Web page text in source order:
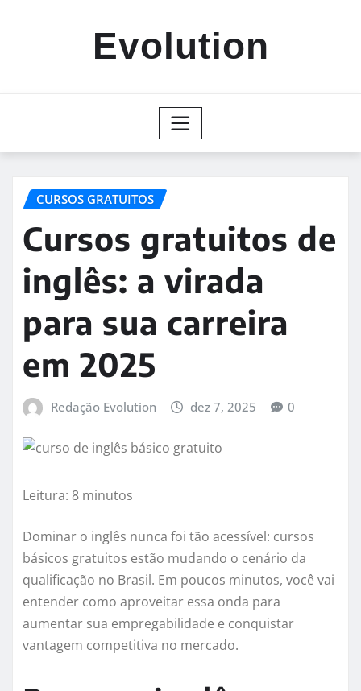
Evolution
CURSOS GRATUITOS
Cursos gratuitos de
inglês: a virada
para sua carreira
em 2025
Redação Evolution dez 7, 2025 0
Leitura: 8 minutos
Dominar o inglês nunca foi tão acessível: cursos
básicos gratuitos estão mudando o cenário da
qualificação no Brasil. Em poucos minutos, você vai
entender como aproveitar essa onda para
aumentar sua empregabilidade e conquistar
vantagem competitiva no mercado.